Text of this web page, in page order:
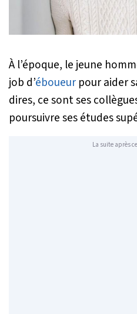
À l’époque, le jeune
job d’éboueur pour aider
dires, ce sont ses
poursuivre ses études
La suite après